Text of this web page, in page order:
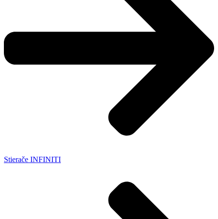
Stierače INFINITI